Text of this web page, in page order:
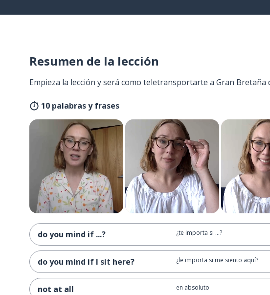
Resumen de la lección
Empieza la lección y será como teletransportarte a Gran Bretaña
10 palabras y frases
do you mind if ...? ¿te importa si ...?
do you mind if I sit here? ¿le importa si me siento aquí?
not at all en absoluto